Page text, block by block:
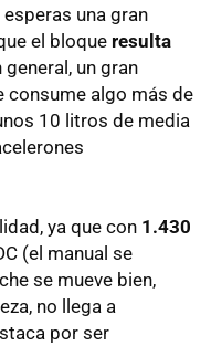
una gran
el bloque resulta
general, un gran
consume algo más de
10 litros de media
ya que con 1.430
(el manual se
se mueve bien,
no llega a
por ser